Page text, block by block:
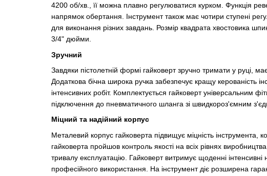
4200 об/хв., її можна плавно регулюватися курком. Функція
напрямок обертання. Інструмент також має чотири ступені
для виконання різних завдань. Розмір квадрата хвостовика
3/4" дюйми.
Зручний
Завдяки пістолетній формі гайковерт зручно тримати у руці,
Додаткова бічна широка ручка забезпечує кращу керованість
інтенсивних робіт. Комплектується гайковерт універсальним
підключення до пневматичного шланга зі швидкороз'ємним
Міцний та надійний корпус
Металевий корпус гайковерта підвищує міцність інструмента,
гайковерта пройшов контроль якості на всіх рівнях
тривалу експлуатацію. Гайковерт витримує щоденні інтенсивні
професійного використання. На інструмент діє розширена